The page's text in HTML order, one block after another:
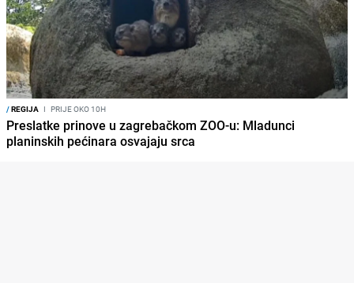
/REGIJA I PRIJE OKO 10H
Preslatke prinove u zagrebačkom ZOO-u: Mladunci
planinskih pećinara osvajaju srca